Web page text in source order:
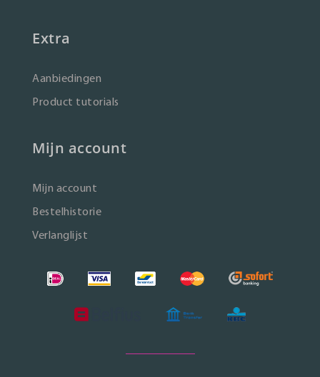
Extra
Aanbiedingen
Product tutorials
Mijn account
Mijn account
Bestelhistorie
Verlanglijst